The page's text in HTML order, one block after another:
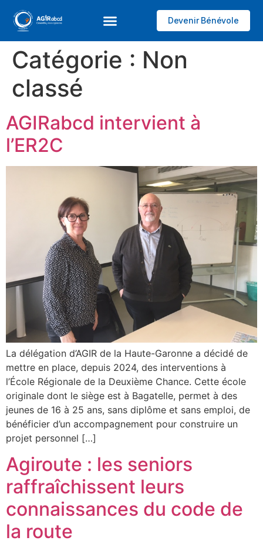
Devenir Bénévole
Catégorie : Non
classé
AGIRabcd intervient à
l’ER2C
La délégation d’AGIR de la Haute-Garonne a décidé de
mettre en place, depuis 2024, des interventions à
l’École Régionale de la Deuxième Chance. Cette école
originale dont le siège est à Bagatelle, permet à des
jeunes de 16 à 25 ans, sans diplôme et sans emploi, de
bénéficier d’un accompagnement pour construire un
projet personnel […]
Agiroute : les seniors
raffraîchissent leurs
connaissances du code de
la route